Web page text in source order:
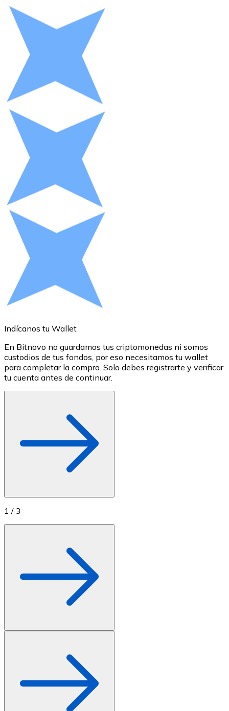
XRP
Efectivo
Compra criptomonedas con efectivo en tu tienda más
Comprar con efectivo
Transferencia SEPA
Añade fondos a tu cuenta Bitnovo o realiza compras
Comprar con Transferencia
Tarjeta de crédito / débito
Utiliza tarjetas Visa y Mastercard para comprar
Tienda - Tarjetas regalo
Nuevo
Compra tarjetas regalo de tus marcas favoritas con
Ir a la tienda de tarjetas regalo
Indícanos tu Wallet
En Bitnovo no guardamos tus criptomonedas ni somos
custodios de tus fondos, por eso necesitamos tu wallet
para completar la compra. Solo debes registrarte y verificar
tu cuenta antes de continuar.
1 / 3